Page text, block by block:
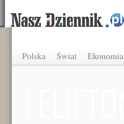
Polska Świat Ekonomia